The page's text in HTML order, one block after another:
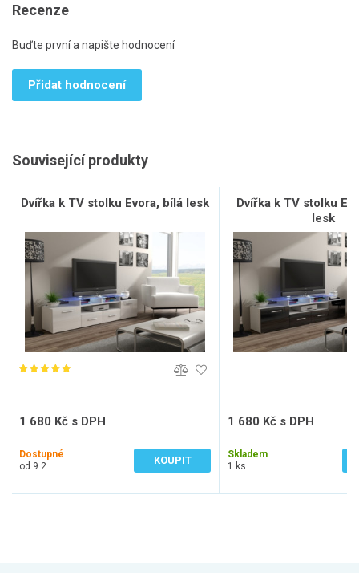
Recenze
Buďte první a napište hodnocení
Přidat hodnocení
Související produkty
Dvířka k TV stolku Evora, bílá lesk
1 680 Kč s DPH
Dostupné
od 9.2.
KOUPIT
Dvířka k TV stolku
lesk
1 680 Kč s DPH
Skladem
1 ks